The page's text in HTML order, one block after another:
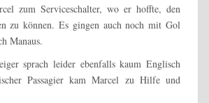
zum Serviceschalter, wo er hoffte, den
zu können. Es gingen auch noch mit Gol
Manaus.
sprach leider ebenfalls kaum Englisch
Passagier kam Marcel zu Hilfe und